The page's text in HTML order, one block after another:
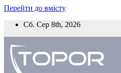
Перейти до вмісту
Сб. Сер 8th, 2026